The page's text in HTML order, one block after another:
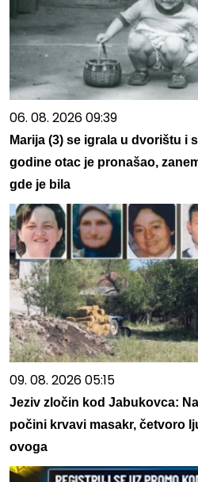
06. 08. 2026 09:39
Marija (3) se igrala u dvorištu i
godine otac je pronašao,
gde je bila
09. 08. 2026 05:15
Jeziv zločin kod Jabukovca:
počini krvavi masakr, četvoro
ovoga